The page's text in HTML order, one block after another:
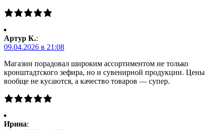
Артур К.:
09.04.2026 в 21:08
Магазин порадовал широким ассортиментом не только
кронштадтского зефира, но и сувенирной продукции. Цены
вообще не кусаются, а качество товаров — супер.
Ирина: